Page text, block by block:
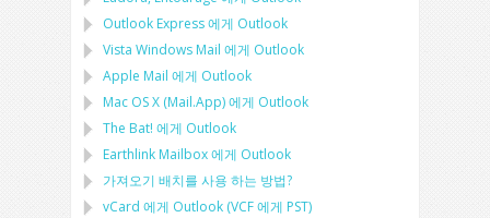
Outlook Express에게 Outlook
Vista Windows Mail 에게 Outlook
Apple Mail 에게 Outlook
Mac OS X (Mail.App)에게 Outlook
The Bat! 에게 Outlook
Earthlink Mailbox에게 Outlook
가져오기 배치를 사용 하는 방법?
vCard 에게 Outlook (VCF에게 PST)